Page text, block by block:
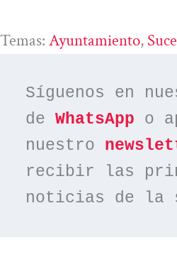
Temas: Ayuntamiento,
Síguenos en
de WhatsApp o
nuestro
recibir las
noticias de la